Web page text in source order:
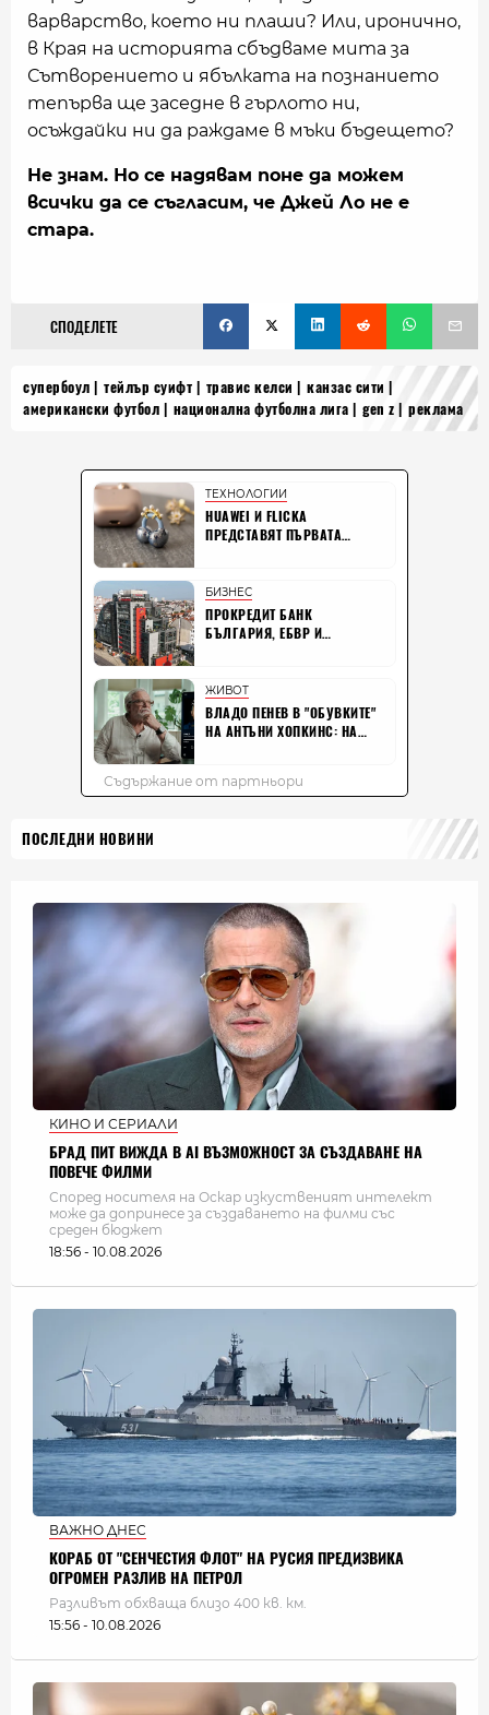
варварство, което ни плаши? Или, иронично,
в Края на историята сбъдваме мита за
Сътворението и ябълката на познанието
тепърва ще заседне в гърлото ни,
осъждайки ни да раждаме в мъки бъдещето?
Не знам. Но се надявам поне да можем
всички да се съгласим, че Джей Ло не е
стара.
СПОДЕЛЕТЕ
супербоул тейлър суифт травис келси
канзас сити
американски футбол
национална футболна лига gen z реклама
ПОСЛЕДНИ НОВИНИ
КИНО И СЕРИАЛИ
БРАД ПИТ ВИЖДА В AI ВЪЗМОЖНОСТ ЗА СЪЗДАВАНЕ НА
ПОВЕЧЕ ФИЛМИ
Според носителя на Оскар изкуственият интелект
може да допринесе за създаването на филми със
среден бюджет
18:56 - 10.08.2026
ВАЖНО ДНЕС
КОРАБ ОТ "СЕНЧЕСТИЯ ФЛОТ" НА РУСИЯ ПРЕДИЗВИКА
ОГРОМЕН РАЗЛИВ НА ПЕТРОЛ
Разливът обхваща близо 400 кв. км.
15:56 - 10.08.2026